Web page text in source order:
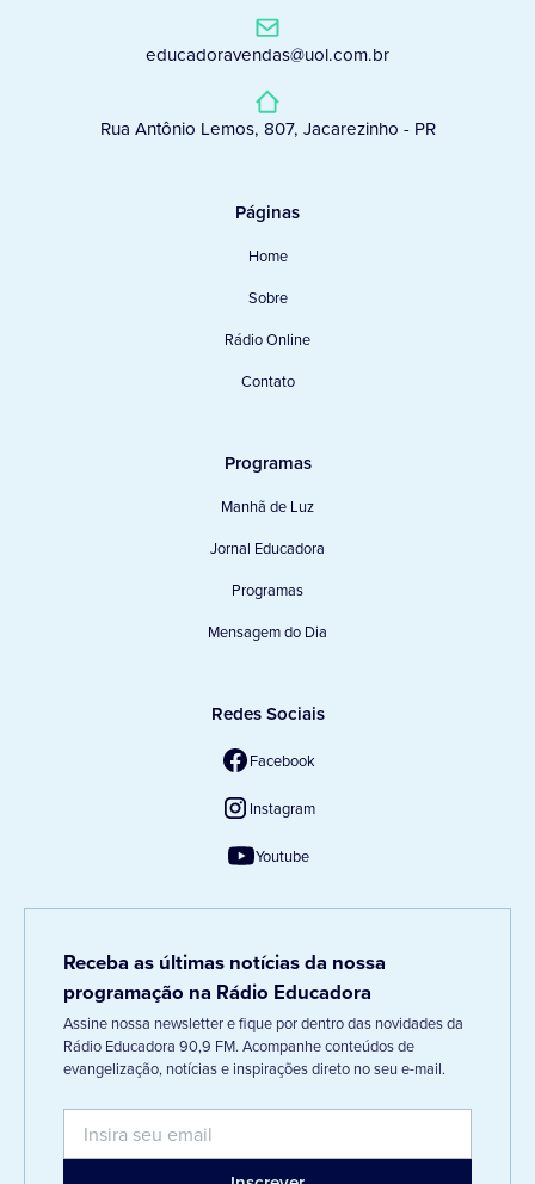
educadoravendas@uol.com.br
Rua Antônio Lemos, 807, Jacarezinho - PR
Páginas
Home
Sobre
Rádio Online
Contato
Programas
Manhã de Luz
Jornal Educadora
Programas
Mensagem do Dia
Redes Sociais
Facebook
Instagram
Youtube
Receba as últimas notícias da nossa
programação na Rádio Educadora
Assine nossa newsletter e fique por dentro das novidades da
Rádio Educadora 90,9 FM. Acompanhe conteúdos de
evangelização, notícias e inspirações direto no seu e-mail.